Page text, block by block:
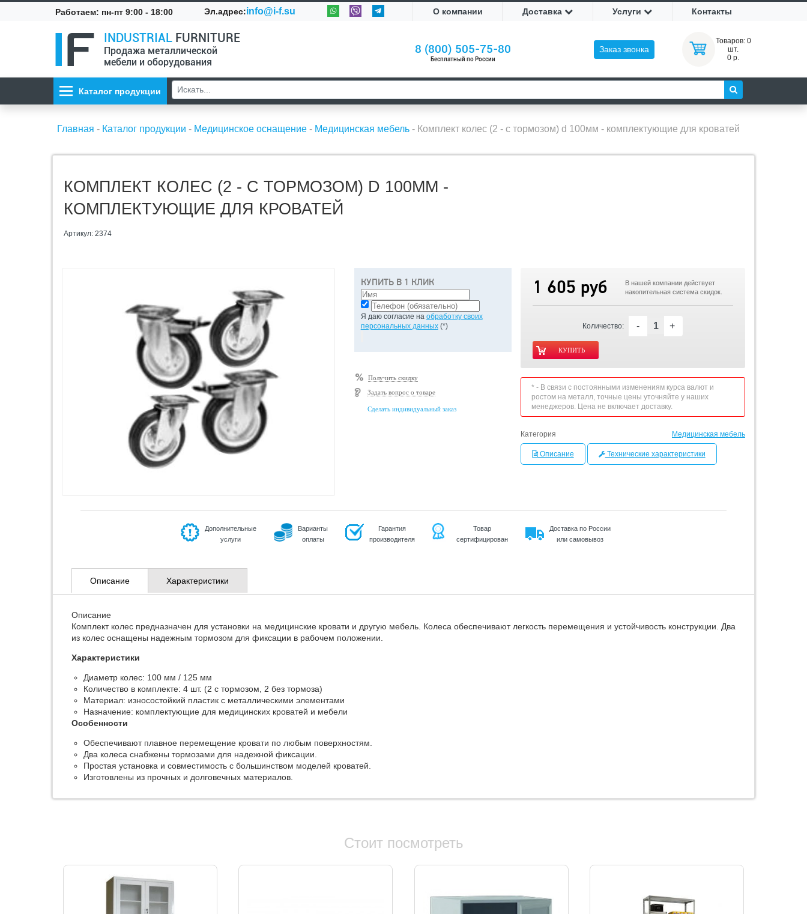
Работаем: пн-пт 9:00 - 18:00 Эл.адрес:info@i-f.su О компании Доставка Услуги Контакты
INDUSTRIAL FURNITURE
Продажа металлической
мебели и оборудования
8 (800) 505-75-80
Бесплатный по России
Заказ звонка
Товаров: 0
шт.
0 р.
Каталог продукции
Главная - Каталог продукции - Медицинское оснащение - Медицинская мебель - Комплект колес (2 - с тормозом) d 100мм - комплектующие для кроватей
КОМПЛЕКТ КОЛЕС (2 - С ТОРМОЗОМ) D 100ММ -
КОМПЛЕКТУЮЩИЕ ДЛЯ КРОВАТЕЙ
Артикул: 2374
КУПИТЬ В 1 КЛИК
Я даю согласие на обработку своих
персональных данных(*)
Получить скидку
Задать вопрос о товаре
Сделать индивидуальный заказ
1 605 руб
В нашей компании действует
накопительная система скидок.
Количество: - +
* - В связи с постоянными изменениям курса валют и
ростом на металл, точные цены уточняйте у наших
менеджеров. Цена не включает доставку.
Категория Медицинская мебель
Описание Технические характеристики
Дополнительные
услуги
Варианты
оплаты
Гарантия
производителя
Товар
сертифицирован
Доставка по России
или самовывоз
Описание Характеристики
Описание
Комплект колес предназначен для установки на медицинские кровати и другую мебель. Колеса обеспечивают легкость перемещения и устойчивость конструкции. Два
из колес оснащены надежным тормозом для фиксации в рабочем положении.
Характеристики
Диаметр колес: 100 мм / 125 мм
Количество в комплекте: 4 шт. (2 с тормозом, 2 без тормоза)
Материал: износостойкий пластик с металлическими элементами
Назначение: комплектующие для медицинских кроватей и мебели
Особенности
Обеспечивают плавное перемещение кровати по любым поверхностям.
Два колеса снабжены тормозами для надежной фиксации.
Простая установка и совместимость с большинством моделей кроватей.
Изготовлены из прочных и долговечных материалов.
Стоит посмотреть